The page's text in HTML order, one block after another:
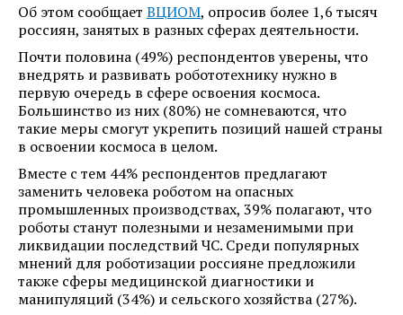
Об этом сообщает ВЦИОМ, опросив более 1,6 тысяч
россиян, занятых в разных сферах деятельности.
Почти половина (49%) респондентов уверены, что
внедрять и развивать робототехнику нужно в
первую очередь в сфере освоения космоса.
Большинство из них (80%) не сомневаются, что
такие меры смогут укрепить позиций нашей страны
в освоении космоса в целом.
Вместе с тем 44% респондентов предлагают
заменить человека роботом на опасных
промышленных производствах, 39% полагают, что
роботы станут полезными и незаменимыми при
ликвидации последствий ЧС. Среди популярных
мнений для роботизации россияне предложили
также сферы медицинской диагностики и
манипуляций (34%) и сельского хозяйства (27%).